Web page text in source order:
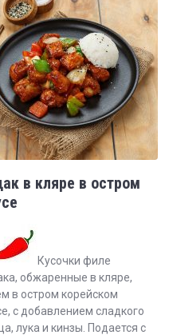
в кляре в остром
Кусочки филе
обжаренные в кляре,
в остром корейском
с добавлением сладкого
лука и кинзы. Подается с